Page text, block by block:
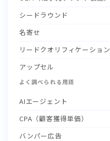
シードラウンド
名寄せ
リードクオリフィケーション
アップセル
よく調べられる用語
AIエージェント
CPA（顧客獲得単価）
バンパー広告